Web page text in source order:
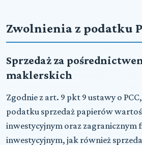
Zwolnienia z podatku
Sprzedaż za
maklerskich
Zgodnie z art. 9 pkt 9 ustawy o
podatku sprzedaż papierów
inwestycyjnym oraz zagranicznym
inwestycyjnym, jak również